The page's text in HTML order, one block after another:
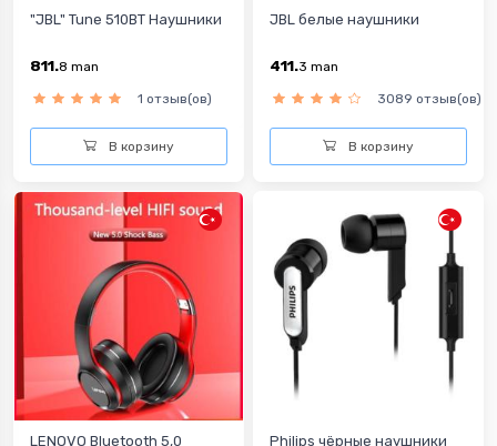
"JBL" Tune 510BT Наушники
811.8 man
1 отзыв(ов)
В корзину
JBL белые наушники
411.3 man
3089 отзыв(ов)
В корзину
LENOVO Bluetooth 5,0
Philips чёрные наушники